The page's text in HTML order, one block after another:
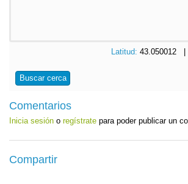
Latitud: 43.050012 |
Buscar cerca
Comentarios
Inicia sesión o regístrate para poder publicar un
Compartir